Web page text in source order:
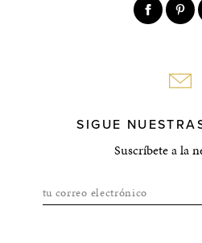
SIGUE
Suscríbete a la
tu correo electrónico